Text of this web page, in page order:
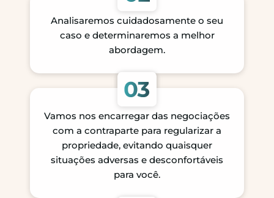
Analisaremos cuidadosamente o seu
caso e determinaremos a melhor
abordagem.
Vamos nos encarregar das negociações
com a contraparte para regularizar a
propriedade, evitando quaisquer
situações adversas e desconfortáveis
para você.